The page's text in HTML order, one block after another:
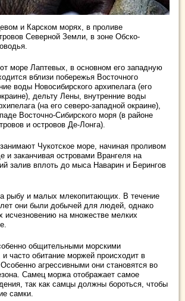
и Карском морях, в проливе
Северной Земли, в зоне Обско-
море Лаптевых, в основном его западную
вблизи побережья Восточного
воды Новосибирского архипелага (его
дельту Лены, внутренние воды
(на его северо-западной окраине),
Восточно-Сибирского моря (в районе
и островов Де-Лонга).
Чукотское море, начиная проливом
и заканчивая островами Врангеля на
залив вплоть до мыса Наварин и Берингов
рыбу и малых млекопитающих. В течение
лет они были добычей для людей, однако
исчезновению на множестве мелких
общительными морскими
часто обитание моржей происходит в
агрессивными они становятся во
Самец моржа отображает самое
так как самцы должны бороться, чтобы
самки.